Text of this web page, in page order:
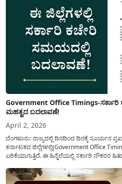
Government Office Timings-
ಮಹತ್ವದ ಬದಲಾವಣೆ!
April 2, 2026
ಬೆಂಗಳೂರು: ರಾಜ್ಯದಲ್ಲಿ ದಿನದಿಂದ ದಿನಕ್ಕೆ ಸೂರ್ಯನ
ಕರ್ನಾಟಕದ ಜಿಲ್ಲೆಗಳಲ್ಲಿ(Government Office
ಏರಿಕೆಯಾಗುತ್ತಿದೆ. ಈ ಹಿನ್ನೆಲೆಯಲ್ಲಿ ಸರ್ಕಾರಿ ನೌಕರರ
ಮತ್ತು ಕಲ್ಯಾಣ ಕರ್ನಾಟಕದ ಒಟ್ಟು 9 ಜಿಲ್ಲೆಗಳಲ್ಲಿ ಏಪ್ರಿಲ್...